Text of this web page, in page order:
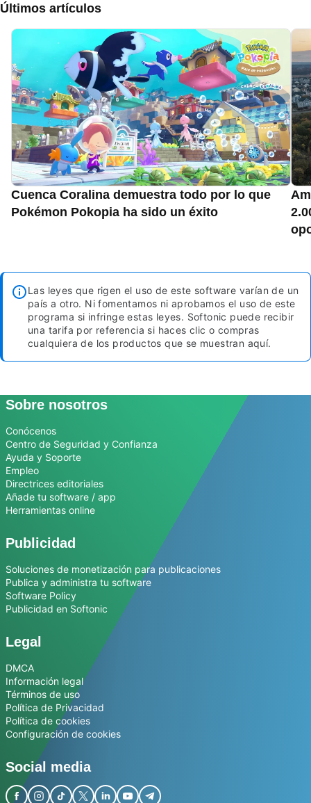
Últimos artículos
Cuenca Coralina demuestra todo por lo que
Pokémon Pokopia ha sido un éxito
Las leyes que rigen el uso de este software varían de un
país a otro. Ni fomentamos ni aprobamos el uso de este
programa si infringe estas leyes. Softonic puede recibir
una tarifa por referencia si haces clic o compras
cualquiera de los productos que se muestran aquí.
Sobre nosotros
Conócenos
Centro de Seguridad y Confianza
Ayuda y Soporte
Empleo
Directrices editoriales
Añade tu software / app
Herramientas online
Publicidad
Soluciones de monetización para publicaciones
Publica y administra tu software
Software Policy
Publicidad en Softonic
Legal
DMCA
Información legal
Términos de uso
Política de Privacidad
Política de cookies
Configuración de cookies
Social media